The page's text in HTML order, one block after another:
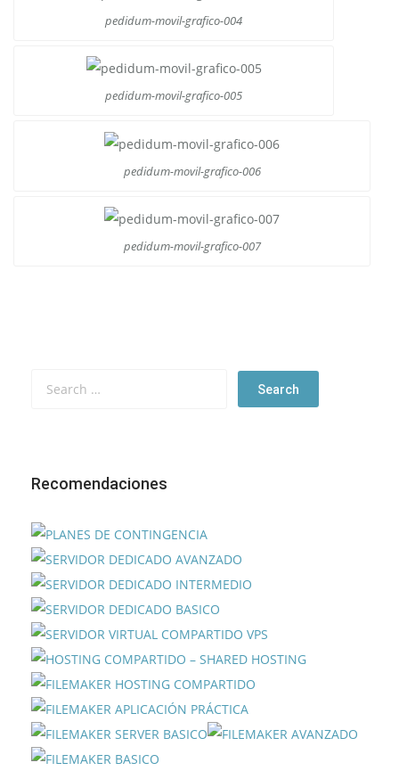
pedidum-movil-grafico-004
pedidum-movil-grafico-005
pedidum-movil-grafico-006
pedidum-movil-grafico-007
Recomendaciones